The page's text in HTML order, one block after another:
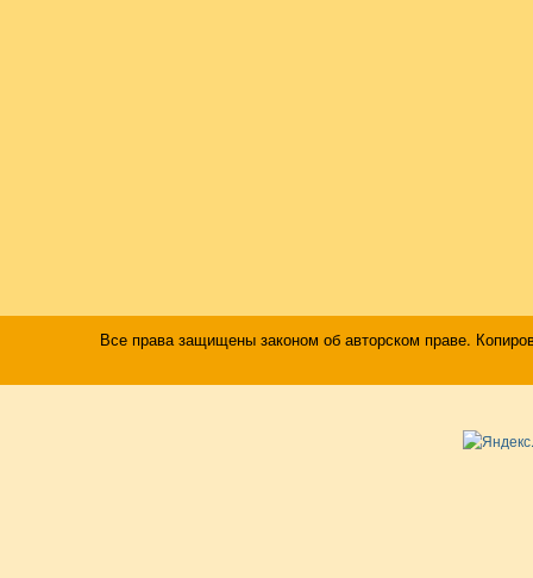
Все права защищены законом об авторском праве.